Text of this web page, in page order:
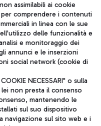
assimilabili ai cookie
comprendere i contenuti
in linea con le sue
delle funzionalità e
e monitoraggio dei
annunci e le inserzioni
social network (cookie di
NECESSARI" o sulla
non presta il consenso
mantenendo le
sul suo dispositivo
navigazione sul sito web e i